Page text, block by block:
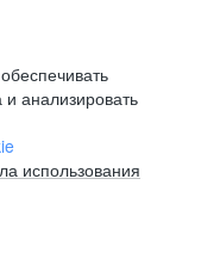
анализировать
использования